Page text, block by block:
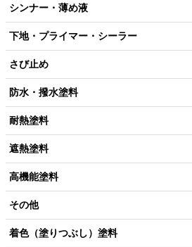
シンナー・薄め液
下地・プライマー・シーラー
さび止め
防水・撥水塗料
耐熱塗料
遮熱塗料
高機能塗料
その他
着色（塗りつぶし）塗料